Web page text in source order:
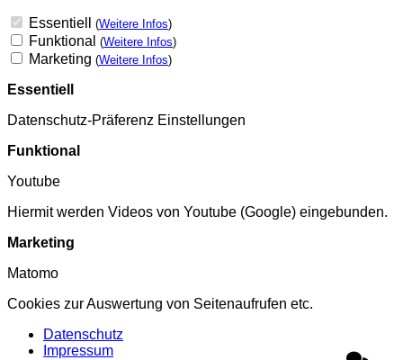
Essentiell (Weitere Infos)
Funktional (Weitere Infos)
Marketing (Weitere Infos)
Essentiell
Datenschutz-Präferenz Einstellungen
Funktional
Youtube
Hiermit werden Videos von Youtube (Google) eingebunden.
Marketing
Matomo
Cookies zur Auswertung von Seitenaufrufen etc.
Datenschutz
Impressum